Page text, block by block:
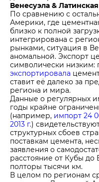
Венесуэла &
По сравнению с
Америки, где
близко к полной
интегрирована с
рынками, ситуация в
аномальной. Экспорт
символически низким:
экспортировала
ставит её далеко за
региона и мира.
Данные о регулярных
годы крайне
(например, импорт 24
2013 г.)
структурных сбоев
поставкам цемента,
заявления о
расстояние от Кубы
полторы тысячи км.
В целом по регионам